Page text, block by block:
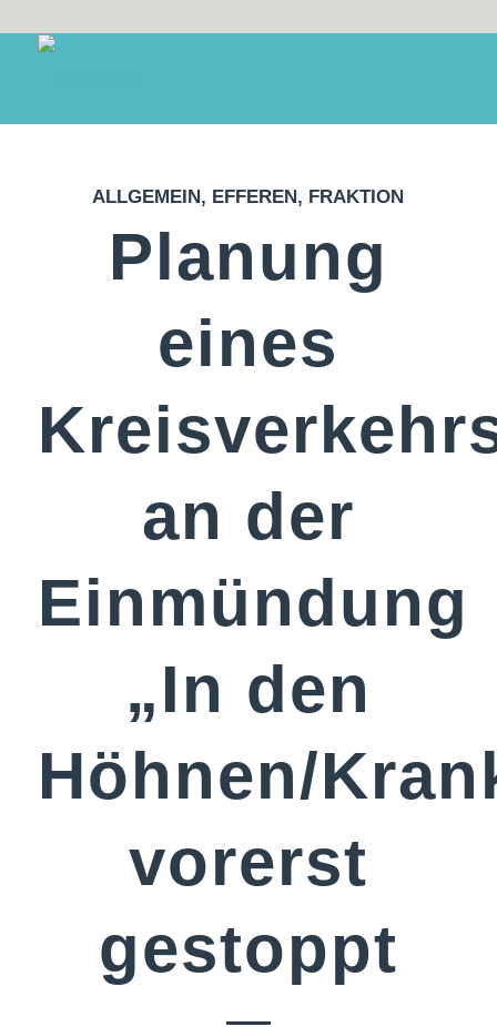
ALLGEMEIN, EFFEREN, FRAKTION
Planung
eines
an der
Einmündung
„In den
Höhnen/
vorerst
gestoppt